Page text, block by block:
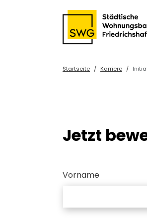
Startseite Karriere
Jetzt
Vorname